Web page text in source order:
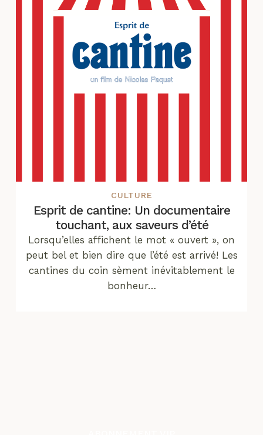
CULTURE
Esprit de cantine: Un documentaire
touchant, aux saveurs d’été
Lorsqu’elles affichent le mot « ouvert », on
peut bel et bien dire que l’été est arrivé! Les
cantines du coin sèment inévitablement le
bonheur…